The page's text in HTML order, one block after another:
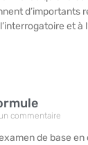
d’importants
et à
commentaire
examen de base